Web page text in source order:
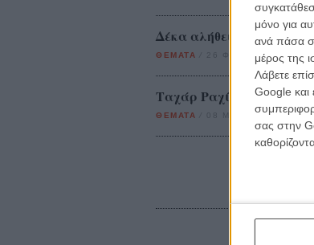
μόνο για
ανά πάσα
μέρος της
Λάβετε
Google και
σας στην
Δέκα αλήθειες από τον
ΘΕΜΑΤΑ 26 ΦΕΒ 2015 / Λήδα
Ταχάρ Ραχίμ: «Το
ΘΕΜΑΤΑ 08 ΜΑΡ 2015/ Λήδα